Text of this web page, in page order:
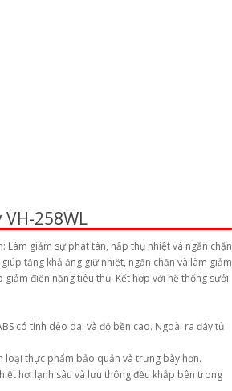
258WL
Làm giảm sự phát tán, hấp thụ nhiệt và ngăn chặn
tăng khả ăng giữ nhiệt, ngăn chặn và làm giảm
điện năng tiêu thụ. Kết hợp với hệ thống sưởi
có tính dẻo dai và độ bền cao. Ngoài ra đáy tủ
loại thực phẩm bảo quản và trưng bày hơn.
hơi lạnh sâu và lưu thông đều khắp bên trong